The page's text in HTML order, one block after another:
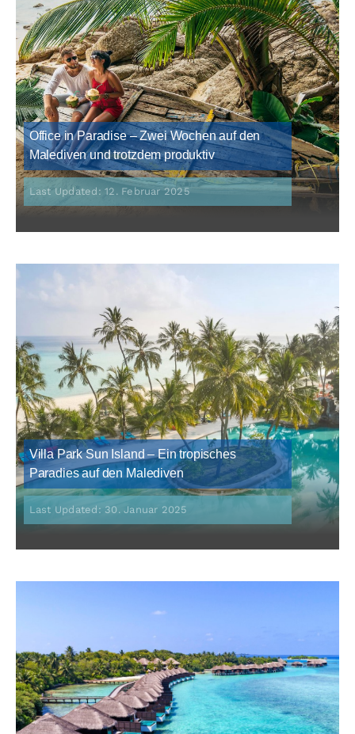
Office in Paradise – Zwei Wochen auf den
Malediven und trotzdem produktiv
Last Updated: 12. Februar 2025
Villa Park Sun Island – Ein tropisches
Paradies auf den Malediven
Last Updated: 30. Januar 2025